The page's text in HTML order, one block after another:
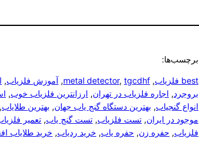
برچسب‌ها:
best فلزیاب ,
metal detector, tgcdhf
, آموزش فلزیاب,
بروجرد, اجاره فلزیاب در تهران, ارزانترین فلزیاب خوب,
انواع گنجیاب, بهترین دستگاه گنج یاب جهان, بهترین طلایاب,
موجود در ایران, تست فلزیاب, تست گنج یاب, تعمیر
فلزیاب, حفره زن, حفره یاب, خرید ردیاب, خرید طلایاب